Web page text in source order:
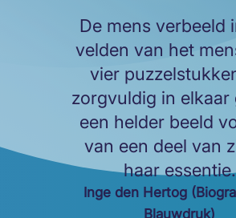
De mens verbeeld
velden van het
vier
zorgvuldig in elkaar
een helder beeld
van een deel van
haar essentie.
Inge den Hertog
Blauwdruk)